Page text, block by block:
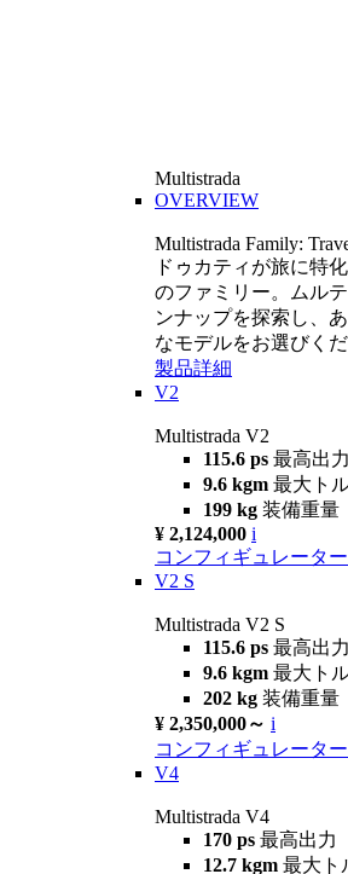
Multistrada
OVERVIEW
Multistrada Family:
ドゥカティが旅に特
のファミリー。ムル
ンナップを探索し、
なモデルをお選びくだ
製品詳細
V2
Multistrada V2
115.6 ps 最高出力
9.6 kgm 最大ト
199 kg 装備重量
¥ 2,124,000 i
コンフィギュレーター
V2 S
Multistrada V2 S
115.6 ps 最高出力
9.6 kgm 最大ト
202 kg 装備重量
¥ 2,350,000～ i
コンフィギュレーター
V4
Multistrada V4
170 ps 最高出力
12.7 kgm 最大ト